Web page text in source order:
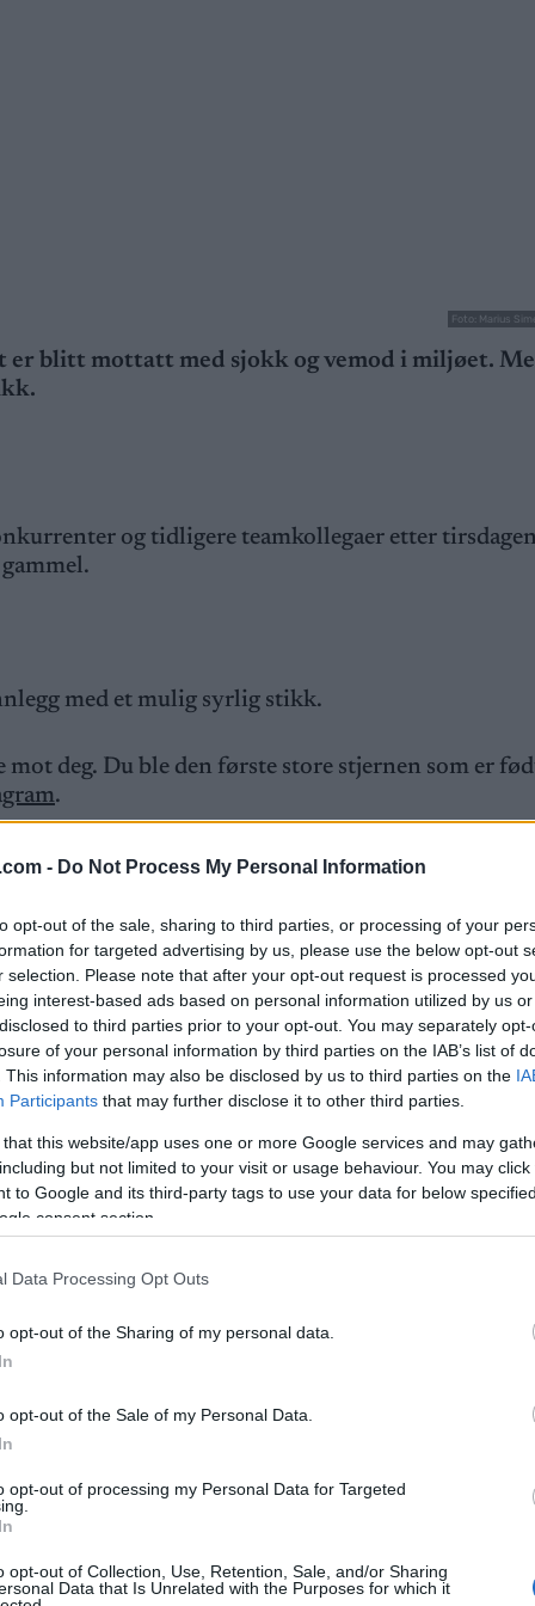
- Do Not Process My Personal Information
opt-out of the sale, sharing to third parties, or processing of your
for targeted advertising by us, please use the below opt-out
selection. Please note that after your opt-out request is processed
interest-based ads based on personal information utilized by us
to third parties prior to your opt-out. You may separately
of your personal information by third parties on the IAB’s list of
This information may also be disclosed by us to third parties on the
Participants that may further disclose it to other third parties.
that this website/app uses one or more Google services and may
but not limited to your visit or usage behaviour. You may
to Google and its third-party tags to use your data for below
consent section.
Data Processing Opt Outs
opt-out of the Sharing of my personal data.
opt-out of the Sale of my Personal Data.
opt-out of processing my Personal Data for Targeted
opt-out of Collection, Use, Retention, Sale, and/or Sharing
Data that Is Unrelated with the Purposes for which it
Foto: Marius
er blitt mottatt med sjokk og vemod i miljøet.
og tidligere teamkollegaer etter
med et mulig syrlig stikk.
deg. Du ble den første store stjernen som er
.
på, selv om vi er blitt 24. Jeg håper din
ennå, fortsetter den frittalende og kontroversielle
mot tidligere konkurrenter og ikke minst
langrenn siden invasjonen av Ukraina i
hverandre i en årrekke. Først i junior-VM i
sju konkurranser.
stafett-gull fra VM 2021 i Oberstdorf, der hun
nummer seks på skiathlon, nummer åtte på 10km
i verdenscupen, begge i sesongen